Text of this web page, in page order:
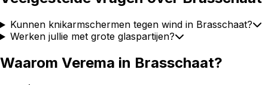
Kunnen knikarmschermen tegen wind in Brasschaat?
Werken jullie met grote glaspartijen?
Waarom Verema in Brasschaat?